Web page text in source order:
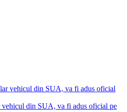
din SUA, va fi adus oficial pe